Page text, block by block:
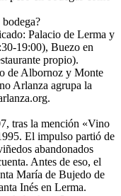
Palacio de Lerma y
19:00), Buezo en
propio).
de Albornoz y Monte
Arlanza agrupa la
tras la mención «Vino
El impulso partió de
abandonados
Antes de eso, el
María de Bujedo de
Inés en Lerma.